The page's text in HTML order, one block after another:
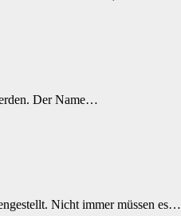
Der Name…
Nicht immer müssen es…